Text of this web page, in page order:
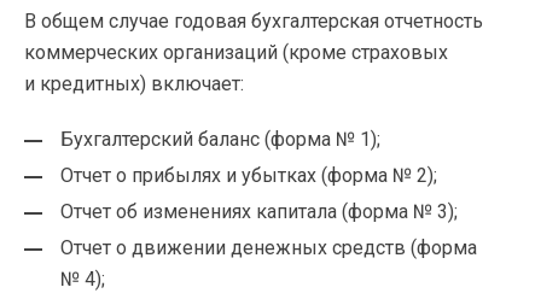
В общем случае годовая бухгалтерская отчетность
коммерческих организаций (кроме страховых
и кредитных) включает:
Бухгалтерский баланс (форма № 1);
Отчет о прибылях и убытках (форма № 2);
Отчет об изменениях капитала (форма № 3);
Отчет о движении денежных средств (форма
№ 4);